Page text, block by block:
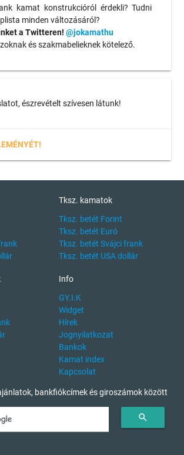
kamat konstrukcióról érdekli? Tudni
minden változásáról?
a Twitteren! @jokamathu
és szakmabelieknek kötelező.
észrevételt szívesen látunk!
Tksz. kamatok
Tksz. betét Forint
Tksz. betét Euró
Tksz. betét Svájci frank
Tksz. betét USA dollár
Info
GY.I.K
Widget
Hírek
Jognyilatkozat
Bankok
Kamat index
Kapcsolat
bankfiókcímek és giroszámok között
search